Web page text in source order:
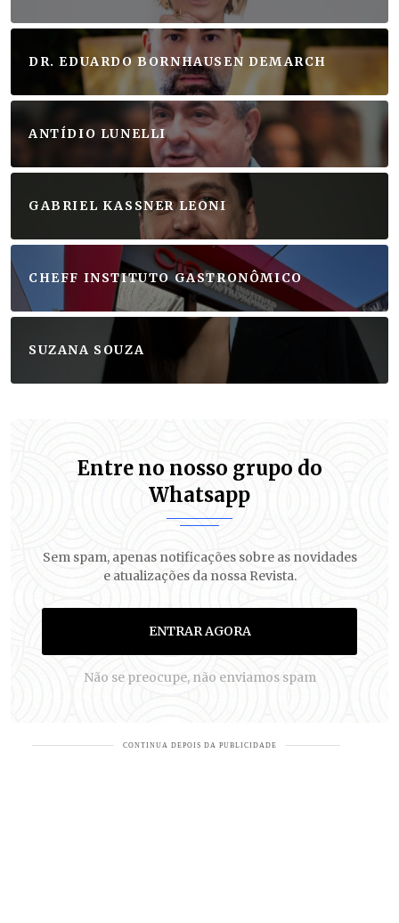
DR. EDUARDO BORNHAUSEN DEMARCH
ANTÍDIO LUNELLI
GABRIEL KASSNER LEONI
CHEFF INSTITUTO GASTRONÔMICO
SUZANA SOUZA
Entre no nosso grupo do
Whatsapp
Sem spam, apenas notificações sobre as novidades
e atualizações da nossa Revista.
ENTRAR AGORA
Não se preocupe, não enviamos spam